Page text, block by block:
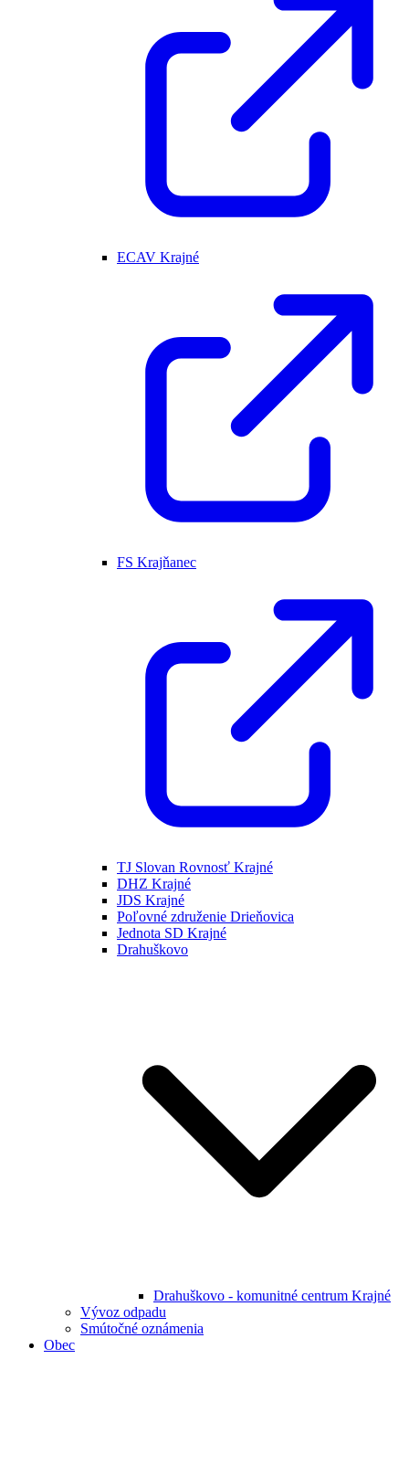
ECAV Krajné
FS Krajňanec
TJ Slovan Rovnosť Krajné
DHZ Krajné
JDS Krajné
Poľovné združenie Drieňovica
Jednota SD Krajné
Drahuškovo
Drahuškovo - komunitné centrum Krajné
Vývoz odpadu
Smútočné oznámenia
Obec